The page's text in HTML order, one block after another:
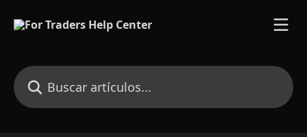
Buscar artículos...